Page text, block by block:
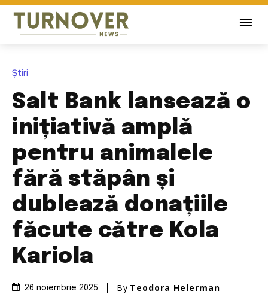
Știri
Salt Bank lansează o
inițiativă amplă
pentru animalele
fără stăpân și
dublează donațiile
făcute către Kola
Kariola
26 noiembrie 2025 By Teodora Helerman